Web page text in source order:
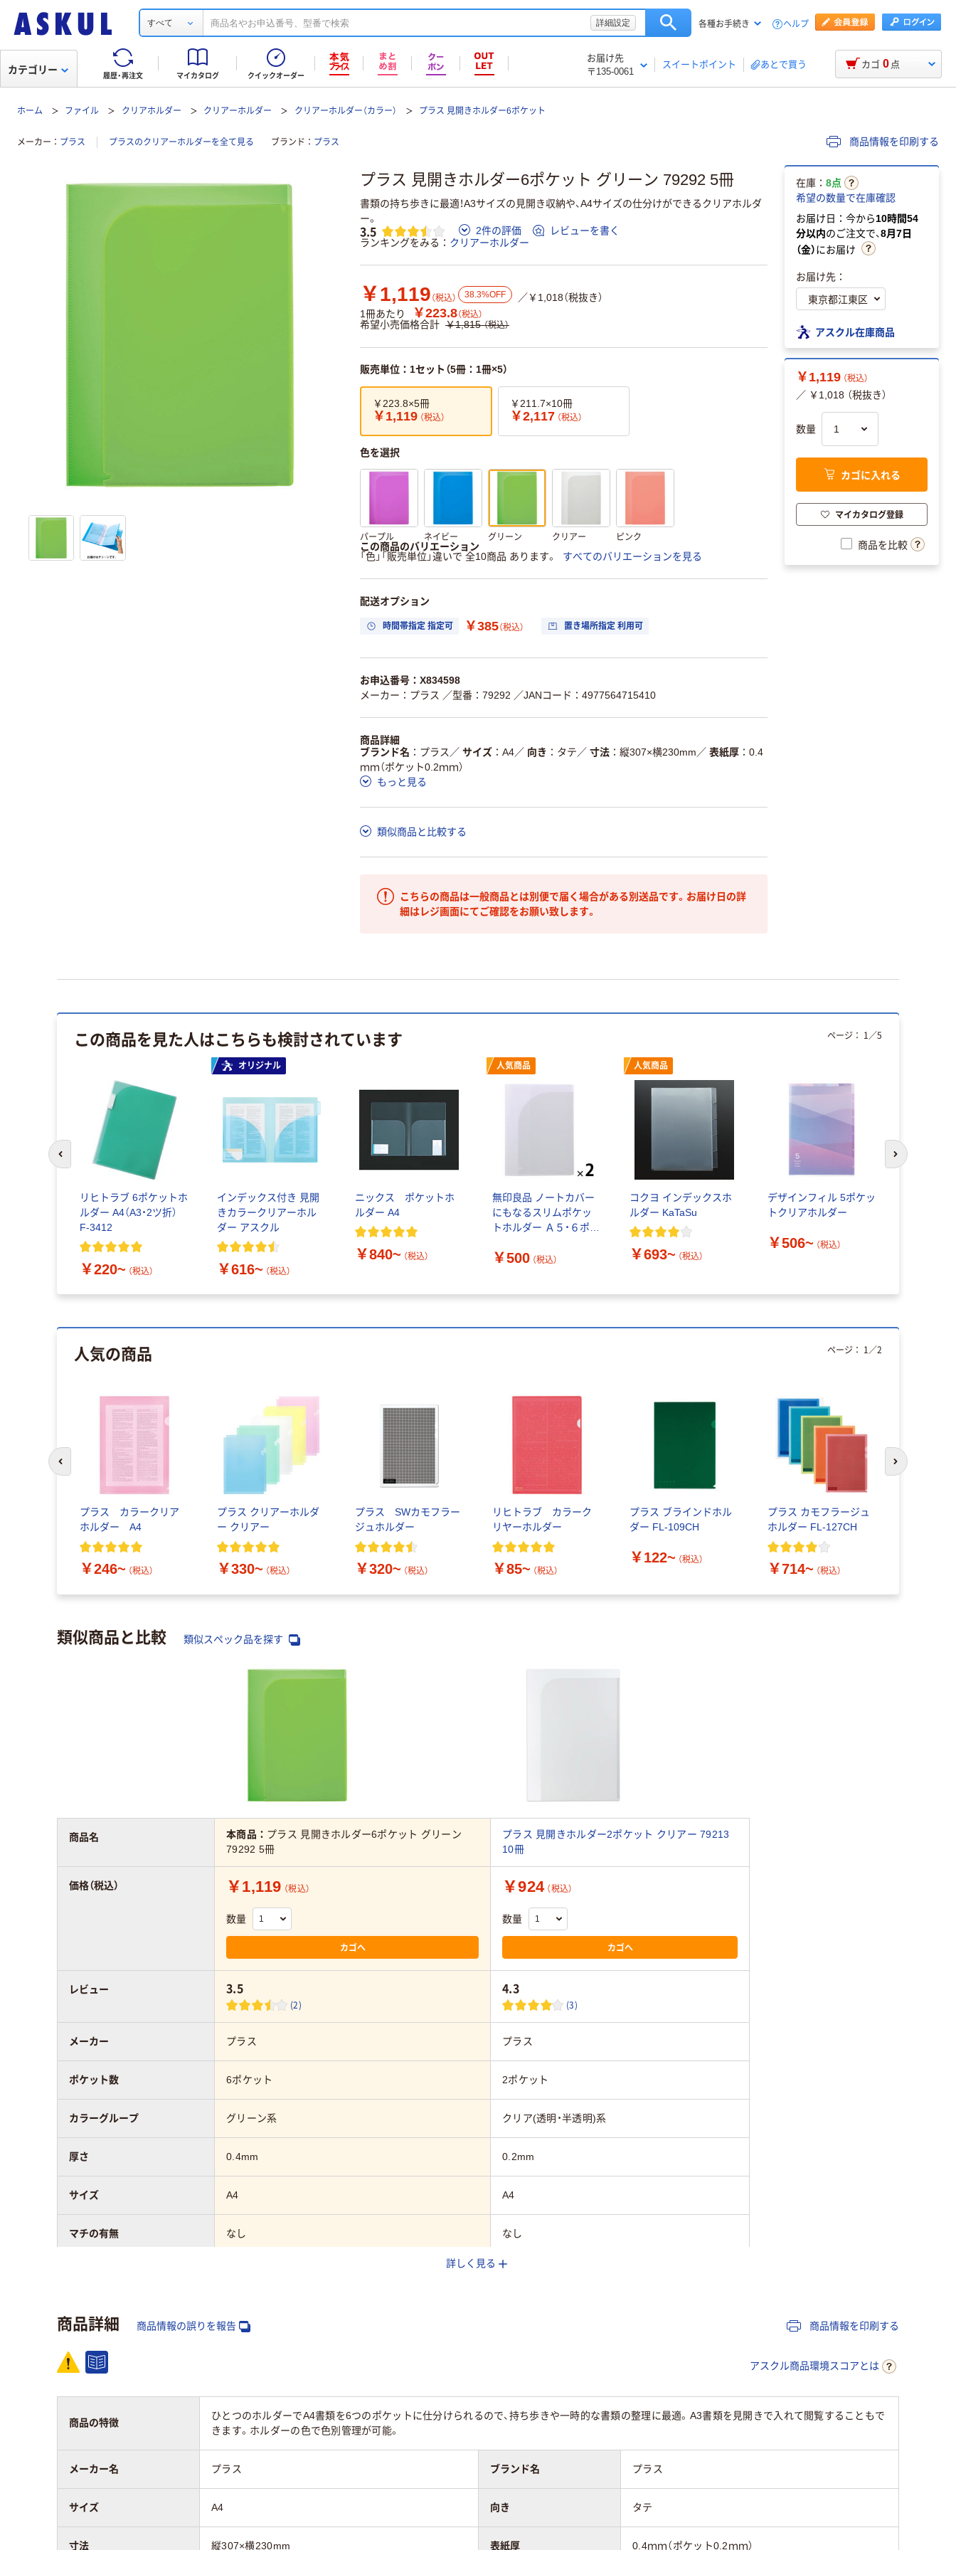
すべて 詳細設定 各種お手続き ヘルプ
履歴・再注文 マイカタログ クイックオーダー
お届け先
〒135-0061
スイートポイント あとで買う
カテゴリー カゴ 0 点
ホーム ファイル クリアホルダー クリアーホルダー クリアーホルダー（カラー） プラス 見開きホルダー6ポケット
メーカー プラス プラスのクリアーホルダーを全て見る ブランド プラス 商品情報を印刷する
プラス 見開きホルダー6ポケット グリーン 79292 5冊
書類の持ち歩きに最適！A3サイズの見開き収納や、A4サイズの仕分けができるクリアホルダ
ー。
3.5 2件の評価
レビューを書く
ランキングをみる
クリアーホルダー
￥1,119 （税込） 38.3%OFF
／￥1,018（税抜き）
1冊あたり
￥223.8（税込）
希望小売価格合計 ￥1,815 （税込）
販売単位：1セット（5冊：1冊×5）
￥223.8×5冊
￥1,119 （税込）
￥211.7×10冊
￥2,117 （税込）
色を選択
パープル ネイビー グリーン クリアー ピンク
この商品のバリエーション
「色」「販売単位」違いで 全10商品 あります。
すべてのバリエーションを見る
配送オプション
時間帯指定 指定可 ￥385（税込） 置き場所指定 利用可
お申込番号：X834598
メーカー：プラス ／型番：79292 ／JANコード：4977564715410
商品詳細
ブランド名
プラス ／ サイズ A4／ 向き タテ ／ 寸法 縦307×横230mm ／ 表紙厚
0.4
ｍｍ（ポケット0.2ｍｍ）
もっと見る
類似商品と比較する
こちらの商品は一般商品とは別便で届く場合がある別送品です。お届け日の詳
細はレジ画面にてご確認をお願い致します。
在庫： 8点
希望の数量で在庫確認
お届け日：今から10時間54
分以内のご注文で、8月7日
（金）にお届け
お届け先：
アスクル在庫商品
￥1,119 （税込）
／ ￥1,018 （税抜き）
数量
カゴに入れる
マイカタログ登録
商品を比較
この商品を見た人はこちらも検討されています
リヒトラブ 6ポケットホ
ルダー A4（A3・2ツ折）
F-3412
￥220~ （税込）
オリジナル
インデックス付き 見開
きカラークリアーホル
ダー アスクル
￥616~ （税込）
ニックス ポケットホ
ルダー A4
￥840~ （税込）
人気商品
無印良品 ノートカバー
にもなるスリムポケッ
トホルダー Ａ５・６ポケ
品計画
￥500 （税込）
人気商品
コクヨ インデックスホ
ルダー KaTaSu
￥693~ （税込）
デザインフィル 5ポケッ
トクリアホルダー
￥506~ （税込）
ページ： 1 ／5
前のスライドへ 次のスライド
人気の商品
プラス カラークリア
ホルダー A4
￥246~ （税込）
プラス クリアーホルダ
ー クリアー
￥330~ （税込）
プラス SWカモフラー
ジュホルダー
￥320~ （税込）
リヒトラブ カラーク
リヤーホルダー
￥85~ （税込）
プラス ブラインドホル
ダー FL-109CH
￥122~ （税込）
プラス カモフラージュ
ホルダー FL-127CH
￥714~ （税込）
ページ： 1／2
次のスライド
類似商品と比較 類似スペック品を探す
商品名 本商品： プラス 見開きホルダー6ポケット グリーン
79292 5冊
プラス 見開きホルダー2ポケット クリアー 79213
10冊
価格（税込） ￥1,119 （税込）
数量
カゴへ
￥924 （税込）
数量
カゴへ
レビュー 3.5
(2)
4.3
(3)
メーカー プラス プラス
ポケット数 6ポケット 2ポケット
カラーグループ グリーン系 クリア(透明・半透明)系
厚さ 0.4mm 0.2mm
サイズ A4 A4
マチの有無 なし なし
タテ
詳しく見る
商品詳細 商品情報の誤りを報告 商品情報を印刷する
アスクル商品環境スコアとは
商品の特徴
ひとつのホルダーでA4書類を6つのポケットに仕分けられるので、持ち歩きや一時的な書類の整理に最適。A3書類を見開きで入れて閲覧することもで
きます。ホルダーの色で色別管理が可能。
メーカー名 プラス ブランド名 プラス
サイズ A4 向き タテ
寸法 縦307×横230mm 表紙厚 0.4ｍｍ（ポケット0.2ｍｍ）